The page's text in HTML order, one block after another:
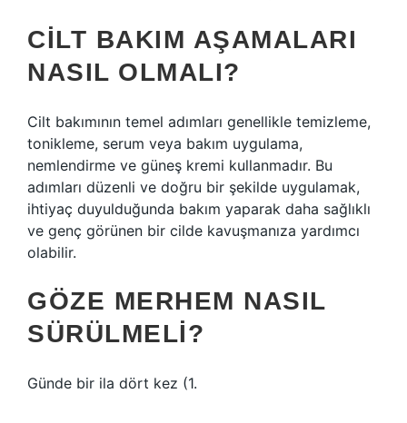
CILT BAKIM AŞAMALARI
NASIL OLMALI?
Cilt bakımının temel adımları genellikle temizleme,
tonikleme, serum veya bakım uygulama,
nemlendirme ve güneş kremi kullanmadır. Bu
adımları düzenli ve doğru bir şekilde uygulamak,
ihtiyaç duyulduğunda bakım yaparak daha sağlıklı
ve genç görünen bir cilde kavuşmanıza yardımcı
olabilir.
GÖZE MERHEM NASIL
SÜRÜLMELI?
Günde bir ila dört kez (1.